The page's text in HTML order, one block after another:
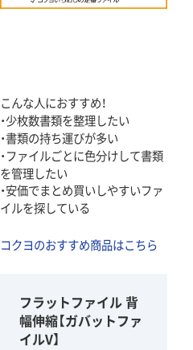
こんな人におすすめ！
・少枚数書類を整理したい
・書類の持ち運びが多い
・ファイルごとに色分けして書類
を管理したい
・安価でまとめ買いしやすいファ
イルを探している
コクヨのおすすめ商品はこちら
フラットファイル 背
幅伸縮【ガバットファ
イルV】